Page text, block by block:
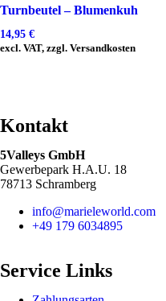
Turnbeutel – Blumenkuh
14,95 €
excl. VAT, zzgl. Versandkosten
Kontakt
5Valleys GmbH
Gewerbepark H.A.U. 18
78713 Schramberg
info@marieleworld.com
+49 179 6034895
Service Links